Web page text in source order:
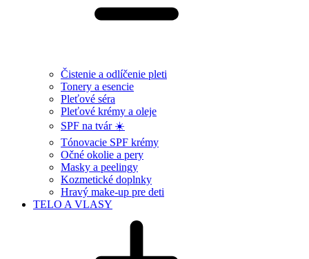
Čistenie a odlíčenie pleti
Tonery a esencie
Pleťové séra
Pleťové krémy a oleje
SPF na tvár ☀️
Tónovacie SPF krémy
Očné okolie a pery
Masky a peelingy
Kozmetické doplnky
Hravý make-up pre deti
TELO A VLASY